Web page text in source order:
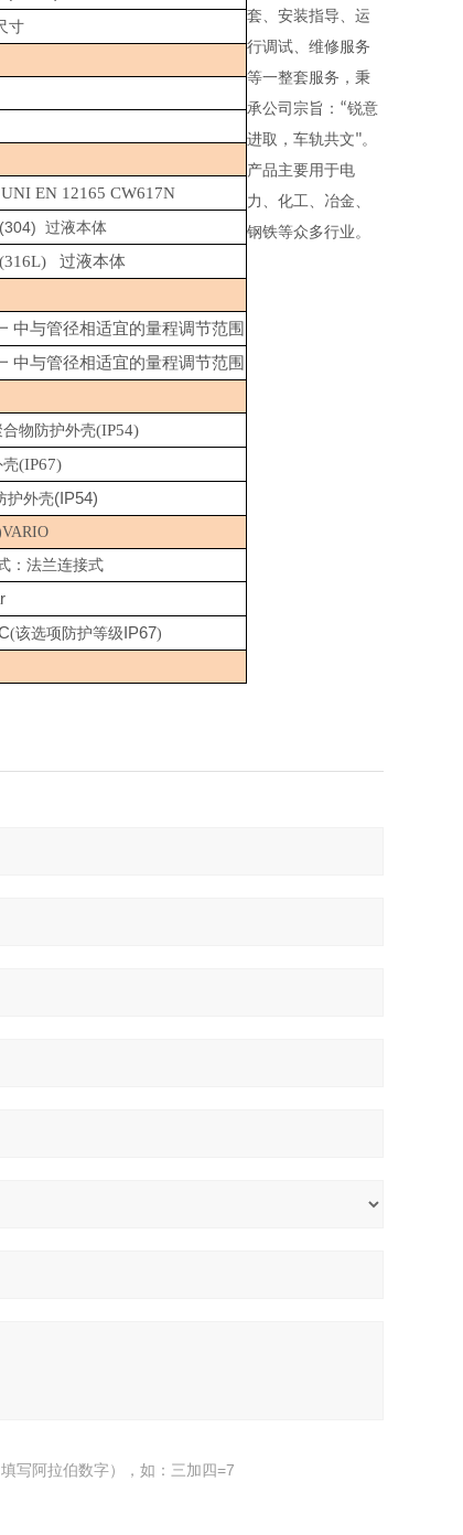
寸
UNI EN 12165 CW617N
过液本体
过液本体
中与管径相适宜的量程调节范围
中与管径相适宜的量程调节范围
物防护外壳(IP54)
壳(IP67)
护外壳(IP54)
：法兰连接式
(该选项防护等级IP67)
套、安装指导、运
行调试、维修服务
等一整套服务，秉
承公司宗旨： “锐意
进取，车轨共文"。
产品主要用于电
力、化工、冶金、
钢铁等众多行业。
写阿拉伯数字），如：三加四=7